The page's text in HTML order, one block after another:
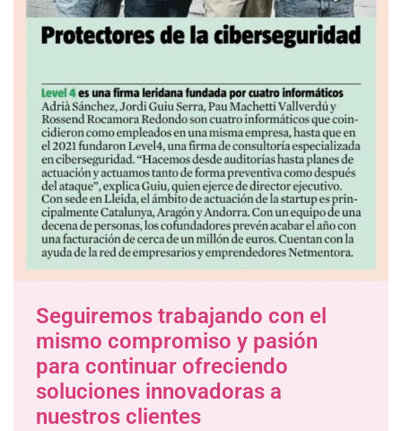
Seguiremos trabajando con el
mismo compromiso y pasión
para continuar ofreciendo
soluciones innovadoras a
nuestros clientes